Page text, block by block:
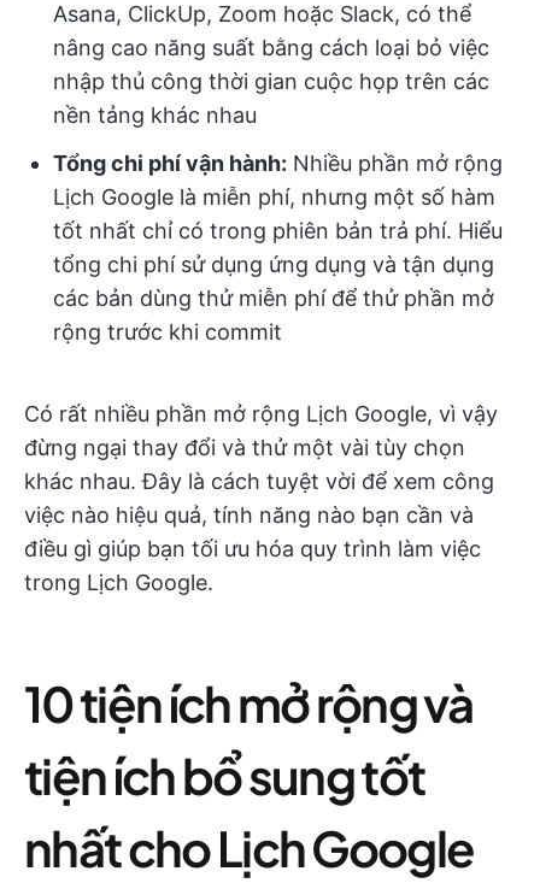
Asana, ClickUp, Zoom hoặc Slack, có thể
nâng cao năng suất bằng cách loại bỏ việc
nhập thủ công thời gian cuộc họp trên các
nền tảng khác nhau
Tổng chi phí vận hành: Nhiều phần mở rộng
Lịch Google là miễn phí, nhưng một số hàm
tốt nhất chỉ có trong phiên bản trả phí. Hiểu
tổng chi phí sử dụng ứng dụng và tận dụng
các bản dùng thử miễn phí để thử phần mở
rộng trước khi commit
Có rất nhiều phần mở rộng Lịch Google, vì vậy
đừng ngại thay đổi và thử một vài tùy chọn
khác nhau. Đây là cách tuyệt vời để xem công
việc nào hiệu quả, tính năng nào bạn cần và
điều gì giúp bạn tối ưu hóa quy trình làm việc
trong Lịch Google.
10 tiện ích mở rộng và
tiện ích bổ sung tốt
nhất cho Lịch Google